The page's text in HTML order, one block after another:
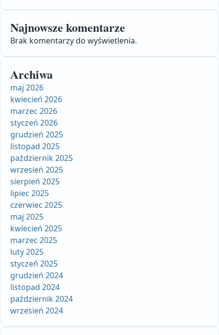
Najnowsze komentarze
Brak komentarzy do wyświetlenia.
Archiwa
maj 2026
kwiecień 2026
marzec 2026
styczeń 2026
grudzień 2025
listopad 2025
październik 2025
wrzesień 2025
sierpień 2025
lipiec 2025
czerwiec 2025
maj 2025
kwiecień 2025
marzec 2025
luty 2025
styczeń 2025
grudzień 2024
listopad 2024
październik 2024
wrzesień 2024